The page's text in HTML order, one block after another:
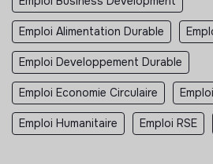
Emploi Alimentation Durable
Emploi Developpement Durable
Emploi Economie Circulaire
Emploi Humanitaire Emploi RSE